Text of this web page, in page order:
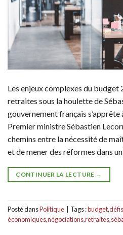
Les enjeux complexes du
retraites sous la houlette de
gouvernement français
Premier ministre Sébastien
chemins entre la nécessité de
et de mener des réformes dans
CONTINUER LA LECTURE →
Posté dansPolitique Tags :budget,défis
économiques,négociations,retraites,